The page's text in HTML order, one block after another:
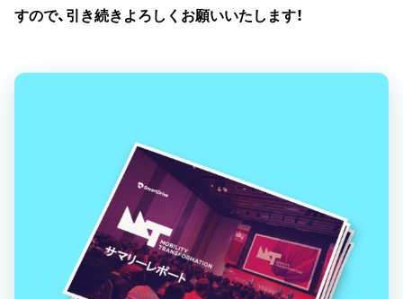
すので、引き続きよろしくお願いいたします！